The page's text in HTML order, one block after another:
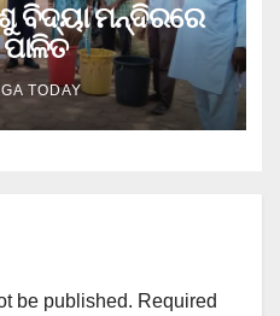
ବିଦ୍ୟା ମନ୍ଦିରରେ
TODAY
be published. Required